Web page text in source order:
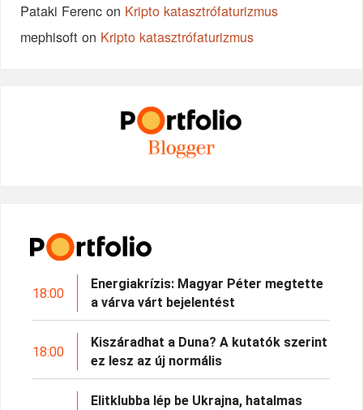
Pataki Ferenc on Kripto katasztrófaturizmus
mephisoft on Kripto katasztrófaturizmus
18:00
Energiakrízis: Magyar Péter megtette
a várva várt bejelentést
18:00
Kiszáradhat a Duna? A kutatók szerint
ez lesz az új normális
Elitklubba lép be Ukrajna, hatalmas